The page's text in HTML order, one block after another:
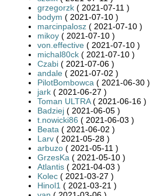
grzegorzk ( 2021-07-11 )
bodym ( 2021-07-10 )
marcinpalosz ( 2021-07-10 )
mikoy ( 2021-07-10 )
von.effective ( 2021-07-10 )
michal80ck ( 2021-07-10 )
Czabi ( 2021-07-06 )
andale ( 2021-07-02 )
PilotBombowca ( 2021-06-30 )
jark ( 2021-06-27 )
Toman ULTRA( 2021-06-16 )
Badziej ( 2021-06-05 )
t.nowicki86 ( 2021-06-03 )
Beata ( 2021-06-02 )
Larv ( 2021-05-28 )
arbuzo ( 2021-05-11 )
GrzesKa ( 2021-05-10 )
Atlantis ( 2021-04-03 )
Kolec ( 2021-03-27 )
Hinol1 ( 2021-03-21 )